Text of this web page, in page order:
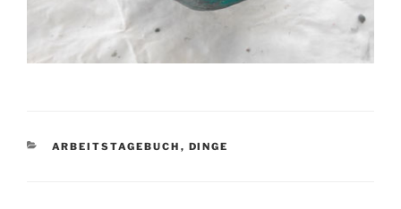
KATEGORIEN
ARBEITSTAGEBUCH , DINGE